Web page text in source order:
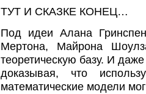
ТУТ И СКАЗКЕ КОНЕЦ…
Под идеи Алана
Мертона, Майрона
теоретическую базу. И
доказывая, что
математические модели